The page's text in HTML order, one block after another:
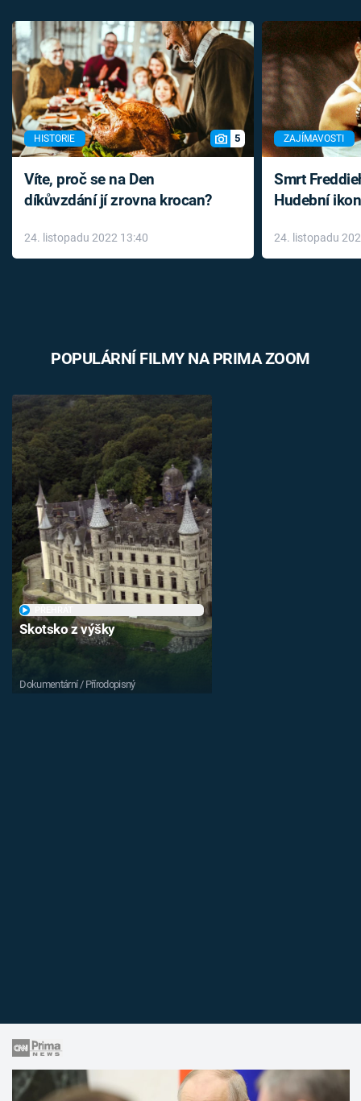
HISTORIE 5
Víte, proč se na Den
díkůvzdání jí zrovna krocan?
24. listopadu 2022 13:40
ZAJÍMAVOSTI
Smrt
Hudební
léky
24. listopadu
POPULÁRNÍ FILMY NA PRIMA ZOOM
Skotsko z výšky
Dokumentární / Přírodopisný